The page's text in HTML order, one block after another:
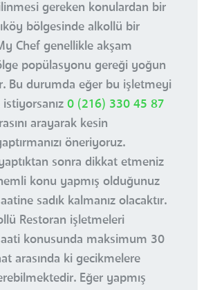
gereken konulardan bir
bölgesinde alkollü bir
Chef genellikle akşam
popülasyonu gereği yoğun
Bu durumda eğer bu işletmeyi
0 (216) 330 45 87
arayarak kesin
öneriyoruz.
sonra dikkat etmeniz
konu yapmış olduğunuz
sadık kalmanız olacaktır.
Restoran işletmeleri
konusunda maksimum 30
arasında ki gecikmelere
Eğer yapmış